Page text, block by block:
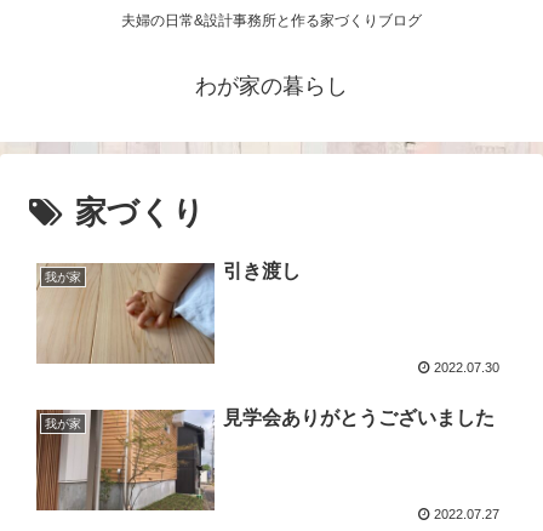
夫婦の日常&設計事務所と作る家づくりブログ
わが家の暮らし
家づくり
我が家 引き渡し
2022.07.30
我が家 見学会ありがとうございました
2022.07.27